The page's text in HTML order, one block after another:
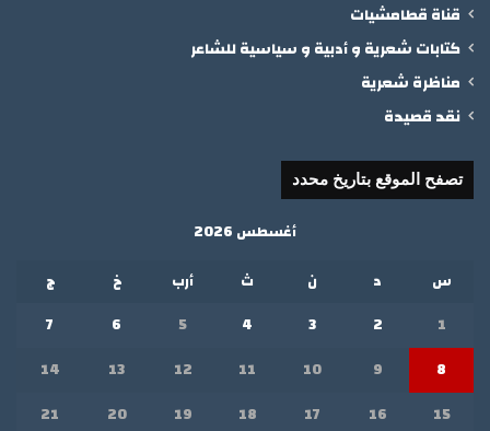
قناة قطامشيات
كتابات شعرية و أدبية و سياسية للشاعر
مناظرة شعرية
نقد قصيدة
تصفح الموقع بتاريخ محدد
أغسطس 2026
س
د ن ث أرب خ
ج
1
2
3
4
5
6
7
8
9
10
11
12
13
14
15
16
17
18
19
20
21